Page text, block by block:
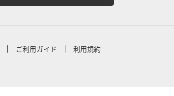
ご利用ガイド 利用規約